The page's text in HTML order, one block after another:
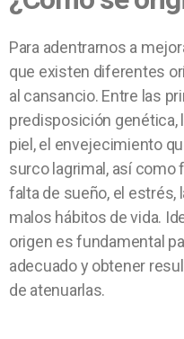
Para adentrarnos a
que existen diferentes
al cansancio. Entre las
predisposición genética,
piel, el envejecimiento
surco lagrimal, así
falta de sueño, el estrés,
malos hábitos de vida.
origen es fundamental
adecuado y obtener
de atenuarlas.